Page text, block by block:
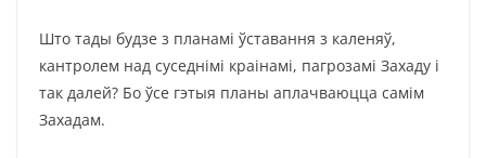
Што тады будзе з планамі ўставання з каленяў,
кантролем над суседнімі краінамі, пагрозамі Захаду і
так далей? Бо ўсе гэтыя планы аплачваюцца самім
Захадам.